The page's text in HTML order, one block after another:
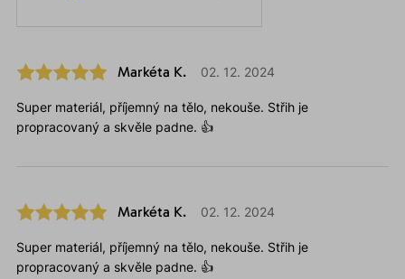
Markéta K. 02. 12. 2024
Super materiál, příjemný na tělo, nekouše. Střih je
propracovaný a skvěle padne. 👍
Markéta K. 02. 12. 2024
Super materiál, příjemný na tělo, nekouše. Střih je
propracovaný a skvěle padne. 👍